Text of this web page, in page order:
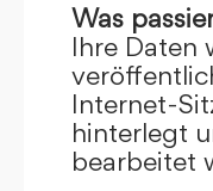
Was
Ihre Daten
Internet-
hinterlegt
bearbeitet